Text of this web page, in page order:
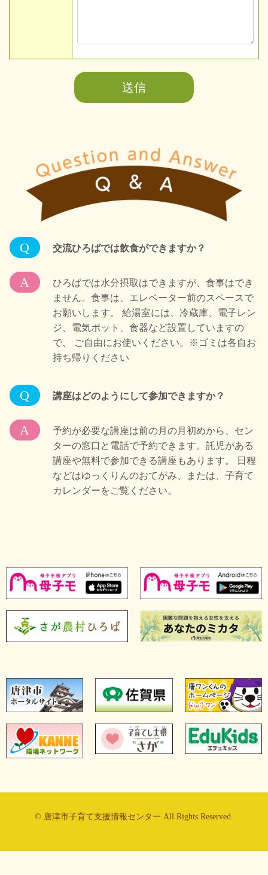
Q 交流ひろばでは飲食ができますか？
A
ひろばでは水分摂取はできますが、食事はでき
ません。食事は、エレベーター前のスペースで
お願いします。 給湯室には、冷蔵庫、電子レン
ジ、電気ポット、食器など設置していますの
で、 ご自由にお使いください。※ゴミは各自お
持ち帰りください
Q 講座はどのようにして参加できますか？
A
予約が必要な講座は前の月の月初めから、セン
ターの窓口と電話で予約できます。託児がある
講座や無料で参加できる講座もあります。 日程
などはゆっくりんのおてがみ、または、子育て
カレンダーをご覧ください。
© 唐津市子育て支援情報センター All Rights Reserved.